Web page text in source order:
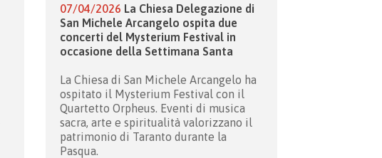
07/04/2026 La Chiesa Delegazione di
San Michele Arcangelo ospita due
concerti del Mysterium Festival in
occasione della Settimana Santa
La Chiesa di San Michele Arcangelo ha
ospitato il Mysterium Festival con il
Quartetto Orpheus. Eventi di musica
sacra, arte e spiritualità valorizzano il
patrimonio di Taranto durante la
Pasqua.